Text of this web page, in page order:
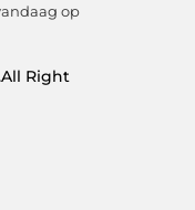
op
Right